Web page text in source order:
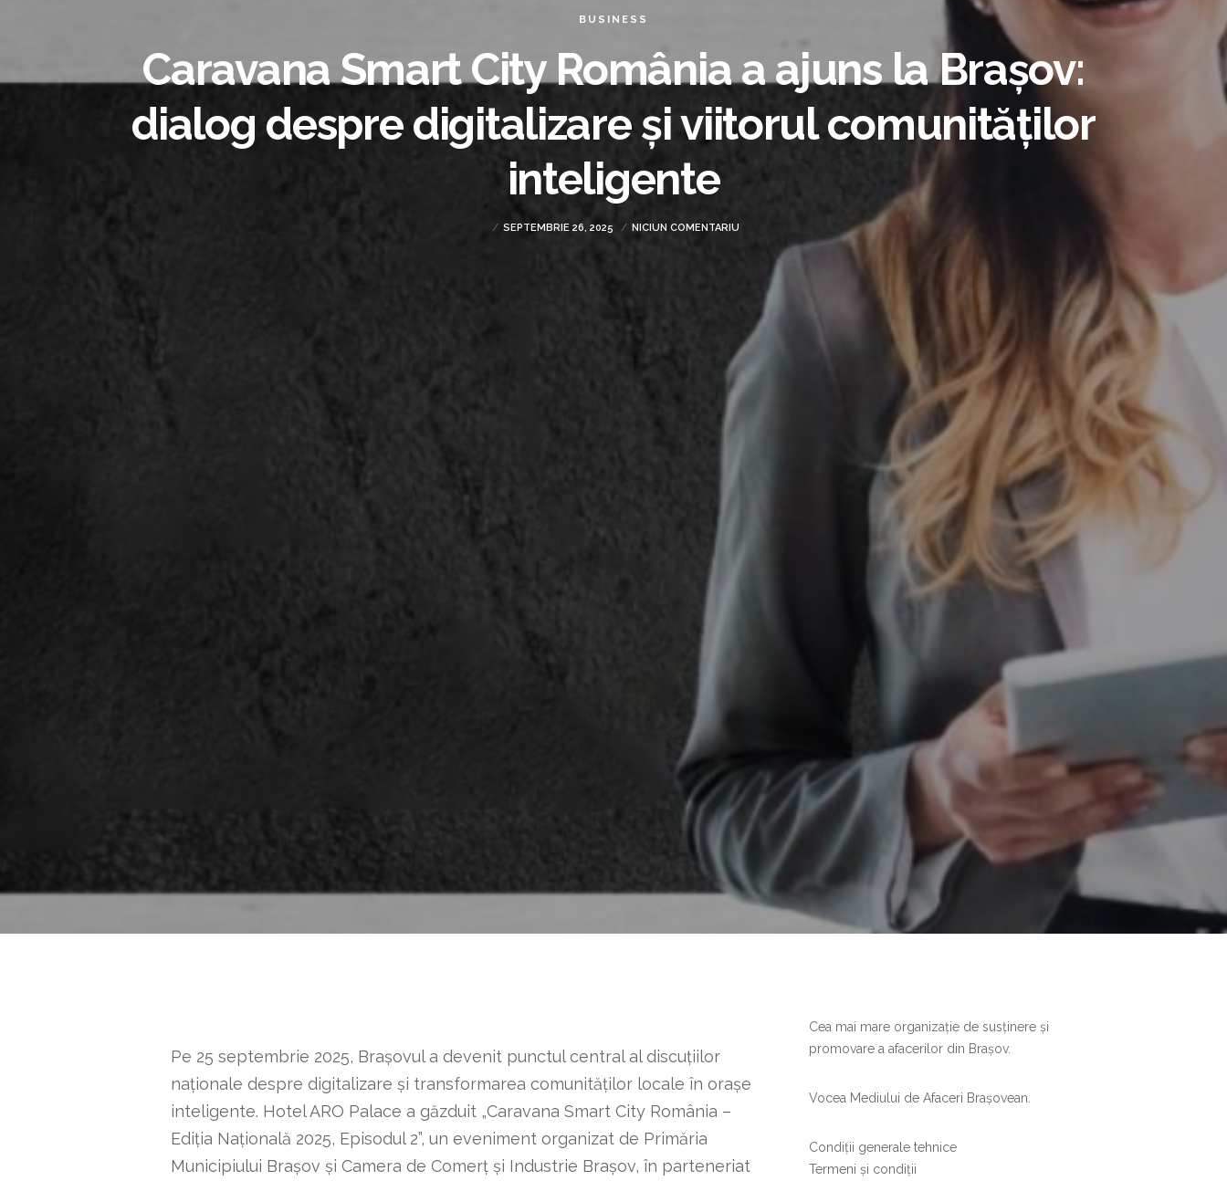
BUSINESS
Caravana Smart City România a ajuns la Brașov:
dialog despre digitalizare și viitorul comunităților
inteligente
SEPTEMBRIE 26, 2025 NICIUN COMENTARIU
Pe 25 septembrie 2025, Brașovul a devenit punctul central al discuțiilor
naționale despre digitalizare și transformarea comunităților locale în orașe
inteligente. Hotel ARO Palace a găzduit „Caravana Smart City România –
Ediția Națională 2025, Episodul 2”, un eveniment organizat de Primăria
Municipiului Brașov și Camera de Comerț și Industrie Brașov, în parteneriat
Cea mai mare organizație de susținere și
promovare a afacerilor din Brașov.
Vocea Mediului de Afaceri Brașovean.
Condiții generale tehnice
Termeni și condiții